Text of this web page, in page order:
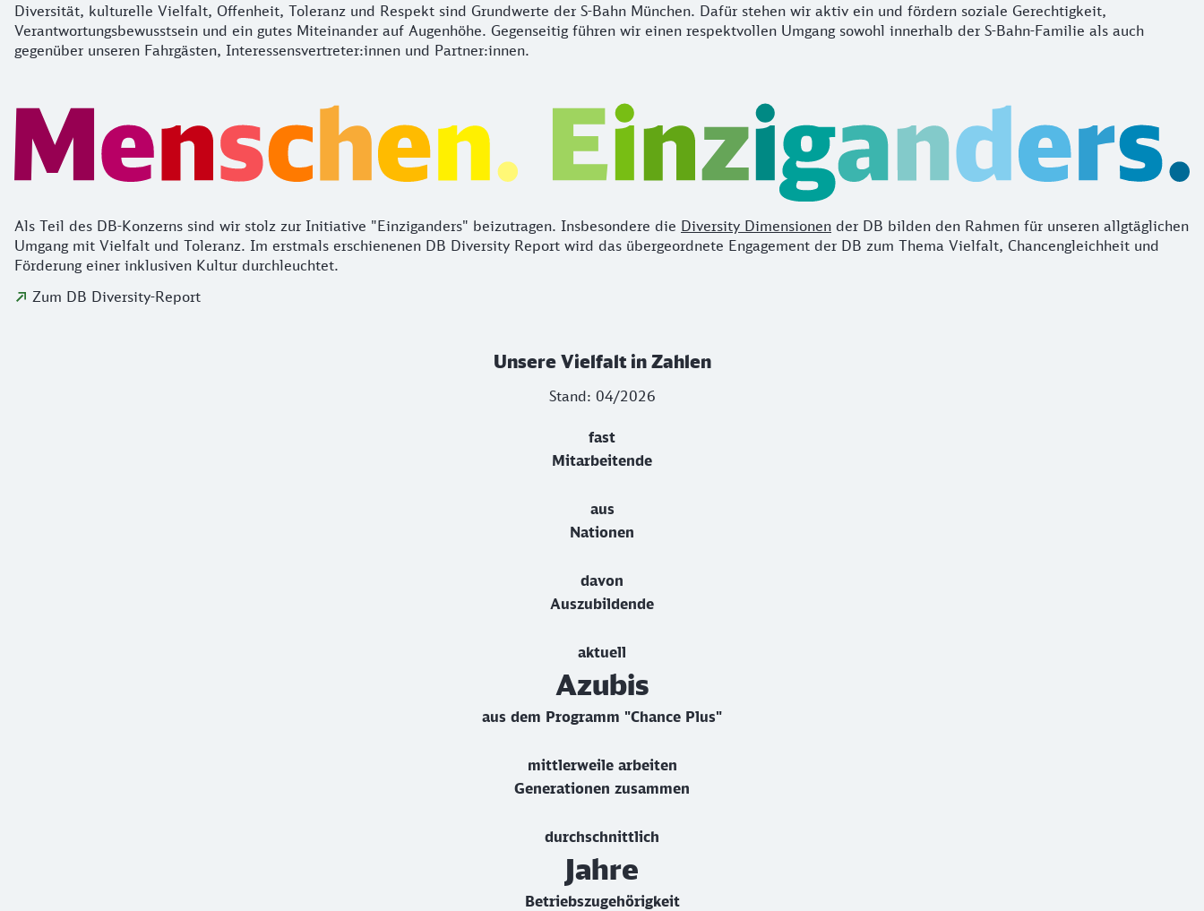
Diversität, kulturelle Vielfalt, Offenheit, Toleranz und Respekt sind Grundwerte der S-Bahn München. Dafür stehen wir aktiv ein und fördern soziale Gerechtigkeit,
Verantwortungsbewusstsein und ein gutes Miteinander auf Augenhöhe. Gegenseitig führen wir einen respektvollen Umgang sowohl innerhalb der S-Bahn-Familie als auch
gegenüber unseren Fahrgästen, Interessensvertreter:innen und Partner:innen.
Als Teil des DB-Konzerns sind wir stolz zur Initiative "Einziganders" beizutragen. Insbesondere die Diversity Dimensionen der DB bilden den Rahmen für unseren allgtäglichen
Umgang mit Vielfalt und Toleranz. Im erstmals erschienenen DB Diversity Report wird das übergeordnete Engagement der DB zum Thema Vielfalt, Chancengleichheit und
Förderung einer inklusiven Kultur durchleuchtet.
Zum DB Diversity-Report
Unsere Vielfalt in Zahlen
Stand: 04/2026
fast
Mitarbeitende
aus
Nationen
davon
Auszubildende
aktuell
Azubis
aus dem Programm "Chance Plus"
mittlerweile arbeiten
Generationen zusammen
durchschnittlich
Jahre
Betriebszugehörigkeit